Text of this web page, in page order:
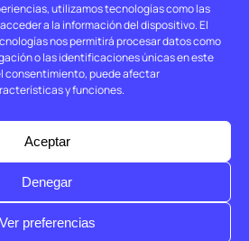
utilizamos tecnologías como las
a la información del dispositivo. El
nos permitirá procesar datos como
o las identificaciones únicas en este
consentimiento, puede afectar
y funciones.
Aceptar
Denegar
Ver preferencias
© Holtrop 2026
Aviso legal
de privacidad
de cookies